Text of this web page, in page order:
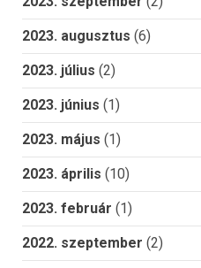
2023. augusztus (6)
2023. július (2)
2023. június (1)
2023. május (1)
2023. április (10)
2023. február (1)
2022. szeptember (2)